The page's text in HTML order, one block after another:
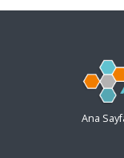
Ana